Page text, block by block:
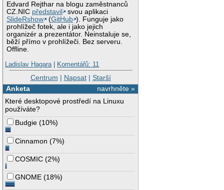
Edvard Rejthar na blogu zaměstnanců
CZ.NIC představil
svou aplikaci
SlideRshow
(GitHub ). Funguje jako
prohlížeč fotek, ale i jako jejich
organizér a prezentátor. Neinstaluje se,
běží přímo v prohlížeči. Bez serveru.
Offline.
Ladislav Hagara| Komentářů: 11
Centrum | Napsat| Starší
navrhněte »
Anketa
Které desktopové prostředí na Linuxu
používáte?
Budgie (10%)
Cinnamon (7%)
COSMIC (2%)
GNOME (18%)